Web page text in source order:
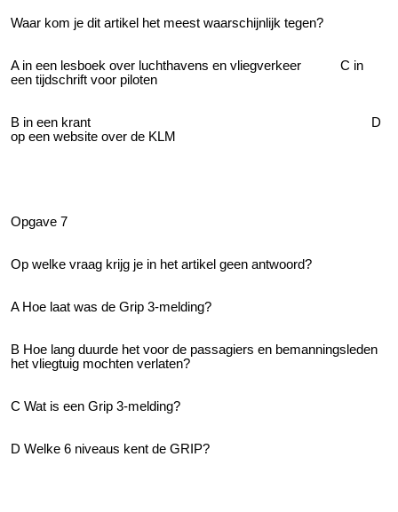
Waar kom je dit artikel het meest waarschijnlijk tegen?
A in een lesboek over luchthavens en vliegverkeer C in
een tijdschrift voor piloten
B in een krant D
op een website over de KLM
Opgave 7
Op welke vraag krijg je in het artikel geen antwoord?
A Hoe laat was de Grip 3-melding?
B Hoe lang duurde het voor de passagiers en bemanningsleden
het vliegtuig mochten verlaten?
C Wat is een Grip 3-melding?
D Welke 6 niveaus kent de GRIP?